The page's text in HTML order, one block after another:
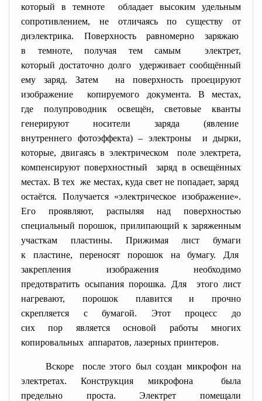
который в темноте обладает высоким удельным
сопротивлением, не отличаясь по существу от
диэлектрика. Поверхность равномерно заряжаю
в темноте, получая тем самым электрет,
который достаточно долго удерживает сообщённый
ему заряд. Затем на поверхность проецируют
изображение копируемого документа. В местах,
где полупроводник освещён, световые кванты
генерируют носители заряда (явление
внутреннего фотоэффекта) – электроны и дырки,
которые, двигаясь в электрическом поле электрета,
компенсируют поверхностный заряд в освещённых
местах. В тех же местах, куда свет не попадает, заряд
остаётся. Получается «электрическое изображение».
Его проявляют, распыляя над поверхностью
специальный порошок, прилипающий к заряженным
участкам пластины. Прижимая лист бумаги
к пластине, переносят порошок на бумагу. Для
закрепления изображения необходимо
предотвратить осыпания порошка. Для этого лист
нагревают, порошок плавится и прочно
скрепляется с бумагой. Этот процесс до
сих пор является основой работы многих
копировальных аппаратов, лазерных принтеров.
Вскоре после этого был создан микрофон на
электретах. Конструкция микрофона была
предельно проста. Электрет помещали